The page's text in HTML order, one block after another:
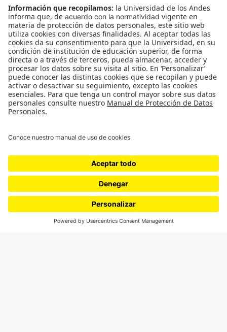
Género
Política
Cultura
Medio ambiente
Medios y periodismo
Ciudad
Movilización social
Podcasts
Ediciones especiales